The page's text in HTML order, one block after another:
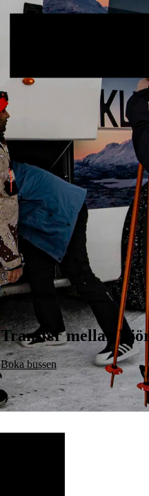
Arctic Skibus
Transfer mellan
Boka bussen